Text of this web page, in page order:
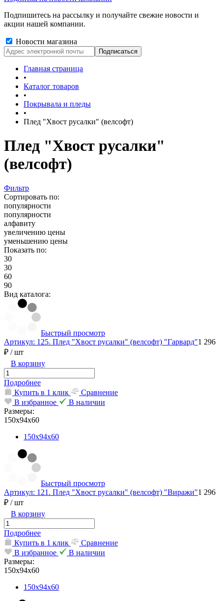
Подпишитесь на рассылку и получайте свежие новости и
акции нашей компании.
Новости магазина
Главная страница
•
Каталог товаров
•
Покрывала и пледы
•
Плед "Хвост русалки" (велсофт)
Плед "Хвост русалки"
(велсофт)
Фильтр
Сортировать по:
популярности
популярности
алфавиту
увеличению цены
уменьшению цены
Показать по:
30
30
60
90
Вид каталога:
Быстрый просмотр
Артикул: 125. Плед "Хвост русалки" (велсофт) "Гарвард"1 296
₽ / шт
В корзину
Подробнее
Купить в 1 клик
Сравнение
В избранное
В наличии
Размеры:
150х94х60
150х94х60
Быстрый просмотр
Артикул: 121. Плед "Хвост русалки" (велсофт) "Виражи"1 296
₽ / шт
В корзину
Подробнее
Купить в 1 клик
Сравнение
В избранное
В наличии
Размеры:
150х94х60
150х94х60